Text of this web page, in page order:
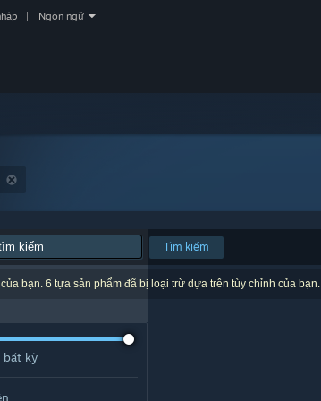
Ngôn ngữ
Tìm kiếm
bạn. 6 tựa sản phẩm đã bị loại trừ dựa trên tùy chỉnh của bạn.
bất kỳ